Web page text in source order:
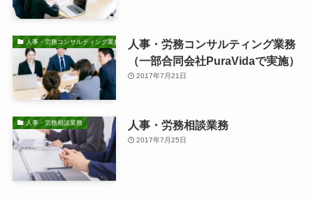
人事・労務コンサルティング業務
人事・労務コンサルティング業務
（一部合同会社PuraVidaで実施）
2017年7月21日
人事・労務相談業務 人事・労務相談業務
2017年7月25日